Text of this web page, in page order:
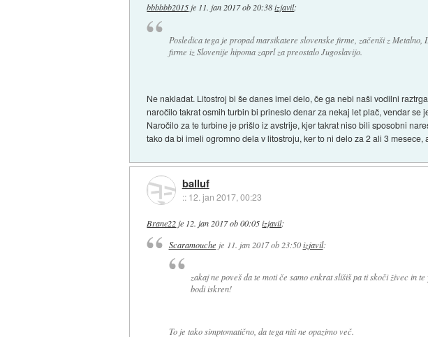
bbbbbb2015 je 11. jan 2017 ob 20:38 izjavil:
Posledica tega je propad marsikatere slovenske firme, začenši z Metalno,
firme iz Slovenije hipoma zaprl za preostalo Jugoslavijo.
Ne nakladat. Litostroj bi še danes imel delo, če ga nebi naši vodilni
naročilo takrat osmih turbin bi prineslo denar za nekaj let plač, vendar
Naročilo za te turbine je prišlo iz avstrije, kjer takrat niso bili sposobni
tako da bi imeli ogromno dela v litostroju, ker to ni delo za 2 ali 3 mesece,
balluf
:: 12. jan 2017, 00:23
Brane22je 12. jan 2017 ob 00:05 izjavil:
Scaramouche je 11. jan 2017 ob 23:50 izjavil:
zakaj ne poveš da te moti če samo enkrat slišiš pa ti skoči živec in
bodi iskren!
To je tako simptomatično, da tega niti ne opazimo več.